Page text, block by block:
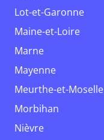
Lot-et-Garonne
Maine-et-Loire
Marne
Mayenne
Meurthe-et-Moselle
Morbihan
Nièvre